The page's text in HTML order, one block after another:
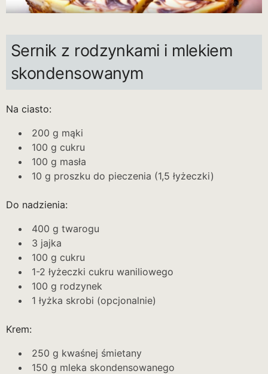
Sernik z rodzynkami i mlekiem
skondensowanym
Na ciasto:
200 g mąki
100 g cukru
100 g masła
10 g proszku do pieczenia (1,5 łyżeczki)
Do nadzienia:
400 g twarogu
3 jajka
100 g cukru
1-2 łyżeczki cukru waniliowego
100 g rodzynek
1 łyżka skrobi (opcjonalnie)
Krem:
250 g kwaśnej śmietany
150 g mleka skondensowanego